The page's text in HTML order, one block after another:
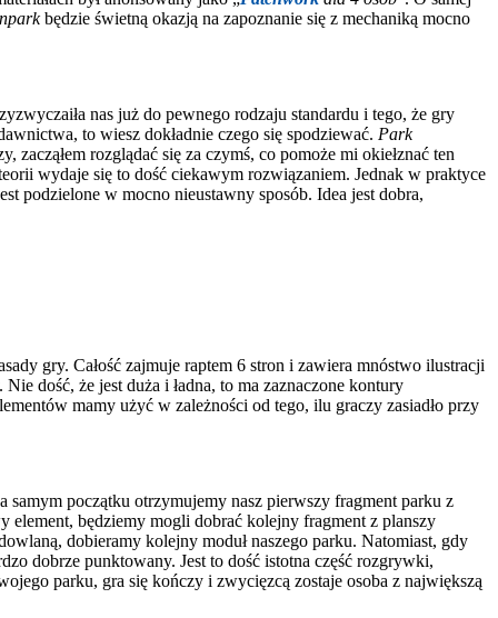
będzie świetną okazją na zapoznanie się z mechaniką mocno
nas już do pewnego rodzaju standardu i tego, że gry
to wiesz dokładnie czego się spodziewać. Park
rozglądać się za czymś, co pomoże mi okiełznać ten
wydaje się to dość ciekawym rozwiązaniem. Jednak w praktyce
podzielone w mocno nieustawny sposób. Idea jest dobra,
gry. Całość zajmuje raptem 6 stron i zawiera mnóstwo ilustracji
dość, że jest duża i ładna, to ma zaznaczone kontury
mamy użyć w zależności od tego, ilu graczy zasiadło przy
początku otrzymujemy nasz pierwszy fragment parku z
element, będziemy mogli dobrać kolejny fragment z planszy
dobieramy kolejny moduł naszego parku. Natomiast, gdy
dobrze punktowany. Jest to dość istotna część rozgrywki,
parku, gra się kończy i zwycięzcą zostaje osoba z największą